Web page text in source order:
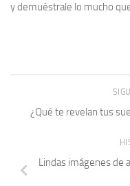
y demuéstrale lo mucho
¿Qué te revelan tus
Lindas imágenes de